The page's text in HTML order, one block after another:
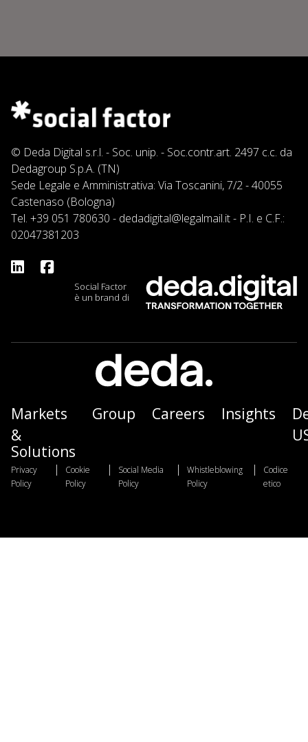
© Deda Digital s.r.l. - Soc. unip. - Soc.contr.art. 2497 c.c. da
Dedagroup S.p.A. (TN)
Sede Legale e Amministrativa: Via Toscanini, 7/2 - 40055
Castenaso (Bologna)
Tel. +39 051 780630 - dedadigital@legalmail.it- P.I. e C.F.:
02047381203
Social Factor
è un brand di
Markets
&
Solutions
Group Careers Insights
Privacy
Policy
| Cookie
Policy
| Social Media
Policy
| Whistleblowing
Policy
| Codice
etico